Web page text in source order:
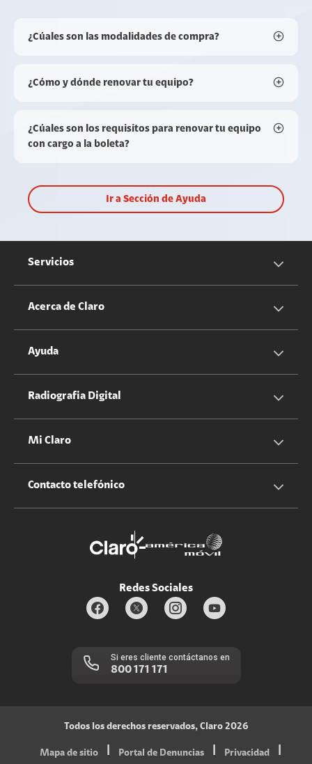
¿Cúales son las modalidades de compra?
¿Cómo y dónde renovar tu equipo?
¿Cúales son los requisitos para renovar tu equipo
con cargo a la boleta?
Ir a Sección de Ayuda
Servicios
Servicios Móviles
Claro club
Acerca de Claro
Información Corporativa
Propietario terreno antenas
Ayuda
Cotizador servicios móviles
Durabilidad de bienes
Estado de Servicios
Radiografia Digital
Mi Claro
Iniciar sesión
Contacto telefónico
Redes Sociales
Si eres cliente contáctanos en
800 171 171
Todos los derechos reservados, Claro 2026
Mapa de sitio Portal de Denuncias Privacidad